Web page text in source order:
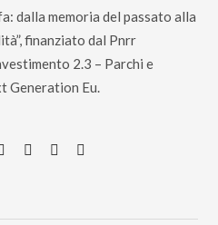
dalla memoria del passato alla
finanziato dal Pnrr
2.3 – Parchi e
Generation Eu.